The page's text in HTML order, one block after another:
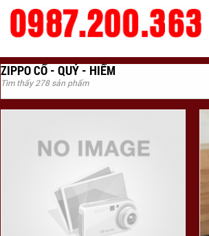
ZIPPO CỔ - QUÝ - HIẾM
Tìm thấy 278 sản phẩm